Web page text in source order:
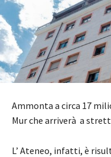
Ammonta a circa 17
Mur che arriverà a
L’ Ateneo, infatti, è